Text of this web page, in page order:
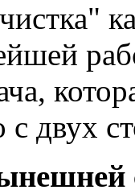
двух